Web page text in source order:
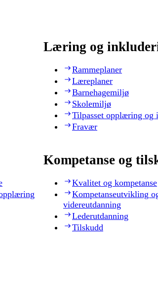
Læring og
Rammeplaner
Læreplaner
Barnehagemiljø
Skolemiljø
Tilpasset opplæring og
Fravær
Kompetanse og
Kvalitet og kompetanse
Kompetanseutvikling
videreutdanning
Lederutdanning
Tilskudd